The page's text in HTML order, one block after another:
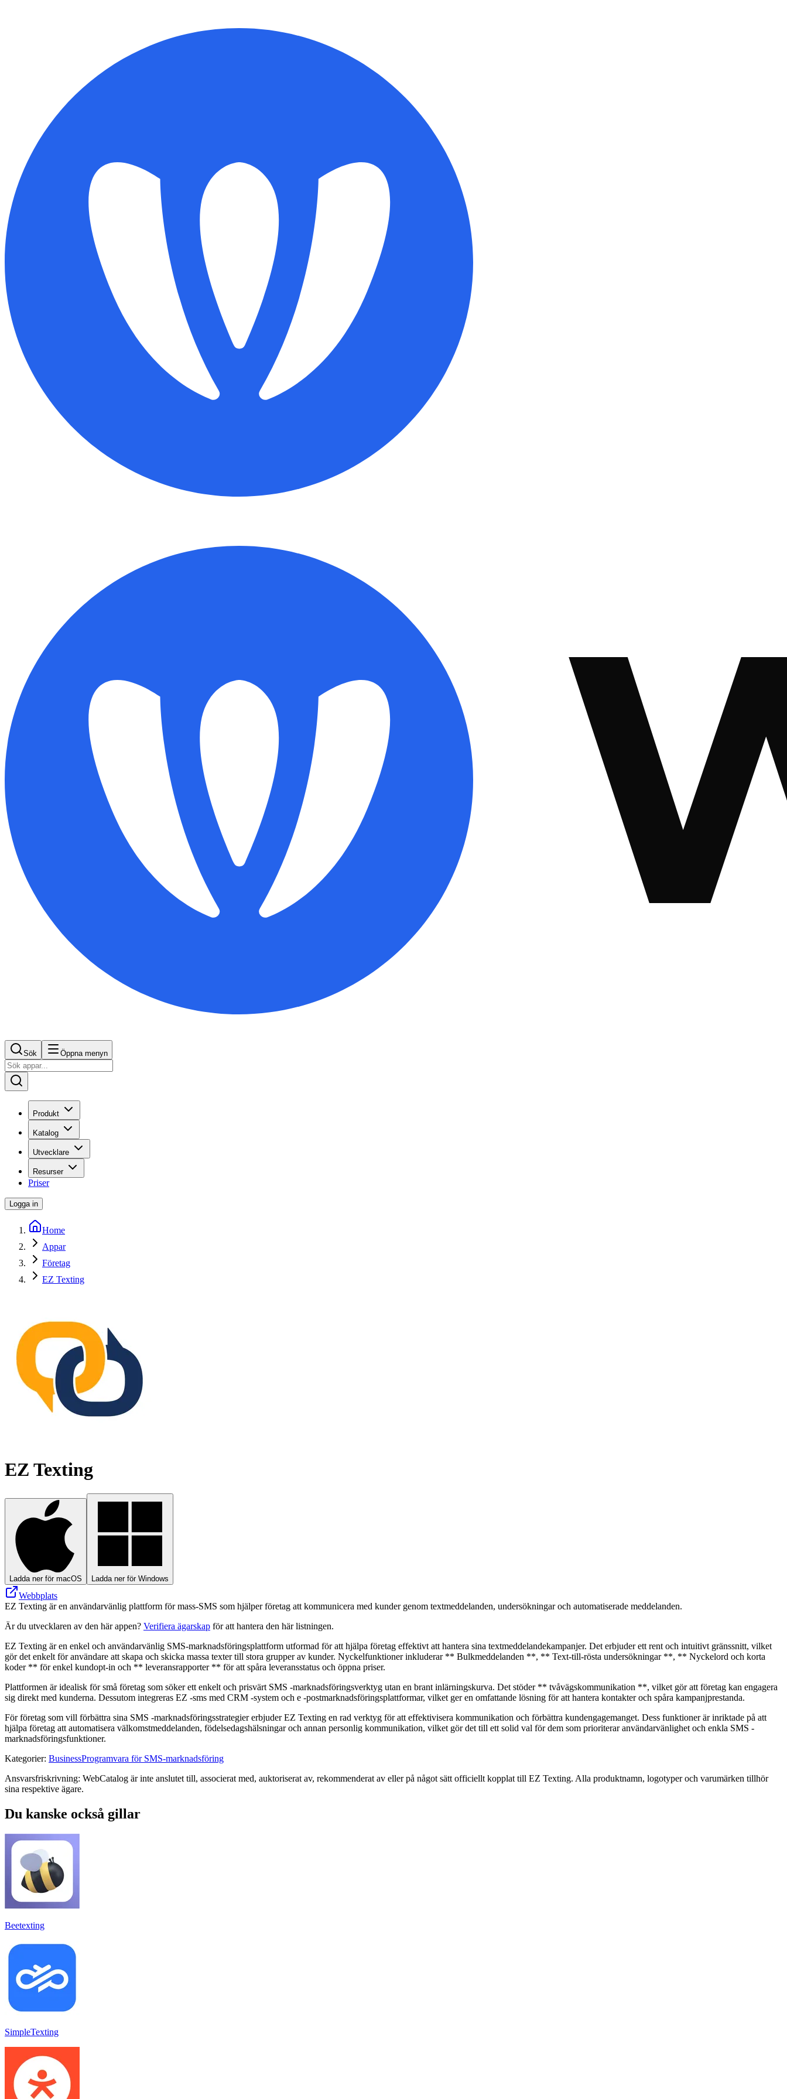
Sök Öppna menyn
Produkt
Katalog
Utvecklare
Resurser
Priser
Logga in
Home
Appar
Företag
EZ Texting
EZ Texting
Ladda ner för macOS Ladda ner för Windows
Webbplats
EZ Texting är en användarvänlig plattform för mass-SMS som hjälper företag att kommunicera med kunder genom textmeddelanden, undersökningar och automatiserade meddelanden.
Är du utvecklaren av den här appen? Verifiera ägarskap för att hantera den här listningen.
EZ Texting är en enkel och användarvänlig SMS-marknadsföringsplattform utformad för att hjälpa företag effektivt att hantera sina textmeddelandekampanjer. Det erbjuder ett rent och intuitivt gränssnitt, vilket
gör det enkelt för användare att skapa och skicka massa texter till stora grupper av kunder. Nyckelfunktioner inkluderar ** Bulkmeddelanden **, ** Text-till-rösta undersökningar **, ** Nyckelord och korta
koder ** för enkel kundopt-in och ** leveransrapporter ** för att spåra leveransstatus och öppna priser.
Plattformen är idealisk för små företag som söker ett enkelt och prisvärt SMS -marknadsföringsverktyg utan en brant inlärningskurva. Det stöder ** tvåvägskommunikation **, vilket gör att företag kan engagera
sig direkt med kunderna. Dessutom integreras EZ -sms med CRM -system och e -postmarknadsföringsplattformar, vilket ger en omfattande lösning för att hantera kontakter och spåra kampanjprestanda.
För företag som vill förbättra sina SMS -marknadsföringsstrategier erbjuder EZ Texting en rad verktyg för att effektivisera kommunikation och förbättra kundengagemanget. Dess funktioner är inriktade på att
hjälpa företag att automatisera välkomstmeddelanden, födelsedagshälsningar och annan personlig kommunikation, vilket gör det till ett solid val för dem som prioriterar användarvänlighet och enkla SMS -
marknadsföringsfunktioner.
Kategorier: BusinessProgramvara för SMS-marknadsföring
Ansvarsfriskrivning: WebCatalog är inte anslutet till, associerat med, auktoriserat av, rekommenderat av eller på något sätt officiellt kopplat till EZ Texting. Alla produktnamn, logotyper och varumärken tillhör
sina respektive ägare.
Du kanske också gillar
Beetexting
SimpleTexting